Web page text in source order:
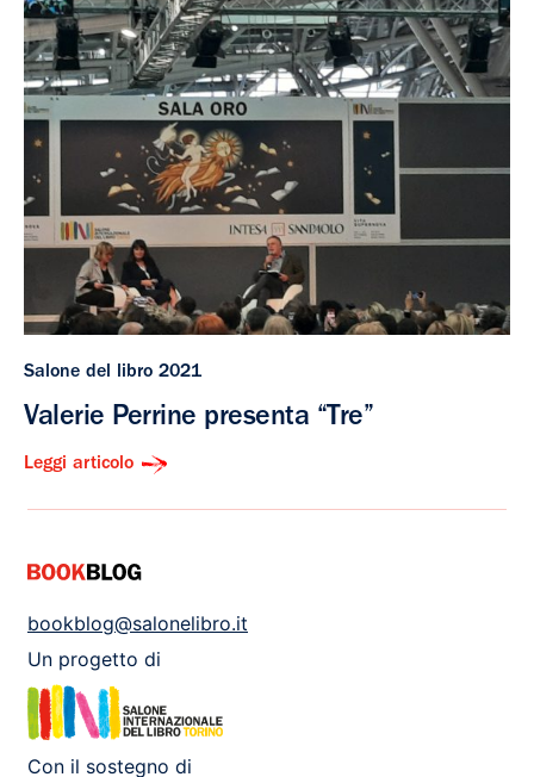
Salone del libro 2021
Valerie Perrine presenta “Tre”
Leggi articolo
bookblog@salonelibro.it
Un progetto di
Con il sostegno di